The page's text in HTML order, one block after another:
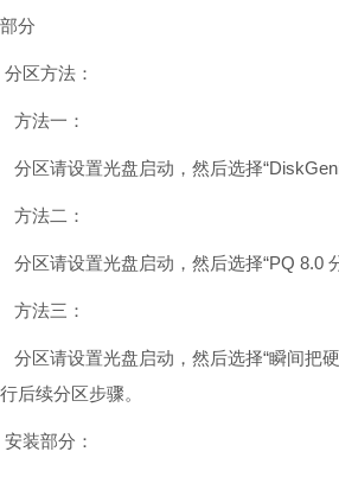
部分
分区方法：
方法一：
分区请设置光盘启动，然后选择
方法二：
分区请设置光盘启动，然后选择“PQ 8.0
方法三：
分区请设置光盘启动，然后选择“瞬间把
行后续分区步骤。
安装部分：